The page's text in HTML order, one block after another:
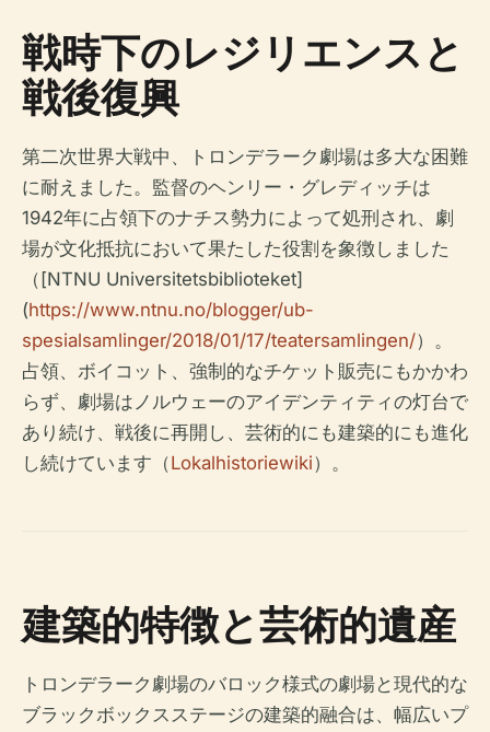
戦時下のレジリエンスと
戦後復興
第二次世界大戦中、トロンデラーク劇場は多大な困難
に耐えました。監督のヘンリー・グレディッチは
1942年に占領下のナチス勢力によって処刑され、劇
場が文化抵抗において果たした役割を象徴しました
（[NTNU Universitetsbiblioteket]
(https://www.ntnu.no/blogger/ub-
spesialsamlinger/2018/01/17/teatersamlingen/）。
占領、ボイコット、強制的なチケット販売にもかかわ
らず、劇場はノルウェーのアイデンティティの灯台で
あり続け、戦後に再開し、芸術的にも建築的にも進化
し続けています（Lokalhistoriewiki）。
建築的特徴と芸術的遺産
トロンデラーク劇場のバロック様式の劇場と現代的な
ブラックボックスステージの建築的融合は、幅広いプ